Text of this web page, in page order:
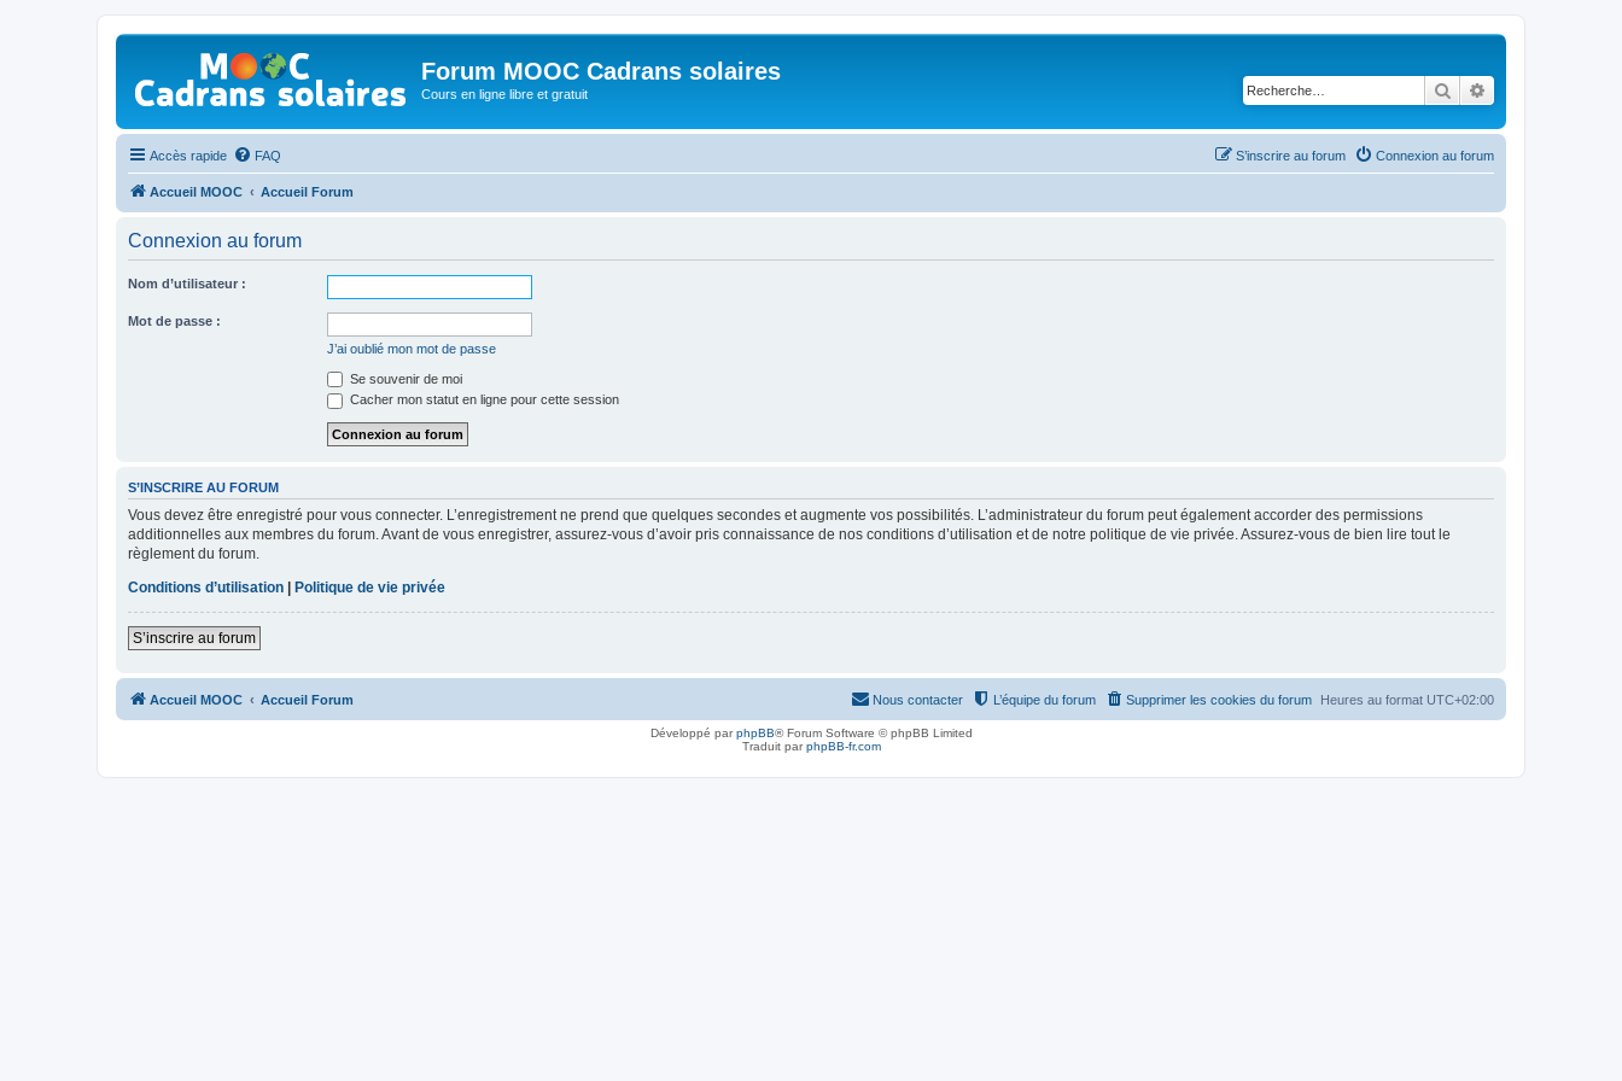
Forum MOOC Cadrans solaires
Cours en ligne libre et gratuit Rechercher
Accès rapide FAQ Connexion au forum
S’inscrire au forum
Accueil MOOC Accueil Forum
Connexion au forum
Nom d’utilisateur :
Mot de passe :
J’ai oublié mon mot de passe
Se souvenir de moi
Cacher mon statut en ligne pour cette session
S’INSCRIRE AU FORUM
Vous devez être enregistré pour vous connecter. L’enregistrement ne prend que quelques secondes et augmente vos possibilités. L’administrateur du forum peut également accorder des permissions
additionnelles aux membres du forum. Avant de vous enregistrer, assurez-vous d’avoir pris connaissance de nos conditions d’utilisation et de notre politique de vie privée. Assurez-vous de bien lire tout le
règlement du forum.
Conditions d’utilisation
Politique de vie privée
S’inscrire au forum
Accueil MOOC Accueil Forum Heures au format UTC+02:00
Supprimer les cookies du forum
L’équipe du forum
Nous contacter
Développé parphpBB® Forum Software © phpBB Limited
Traduit parphpBB-fr.com